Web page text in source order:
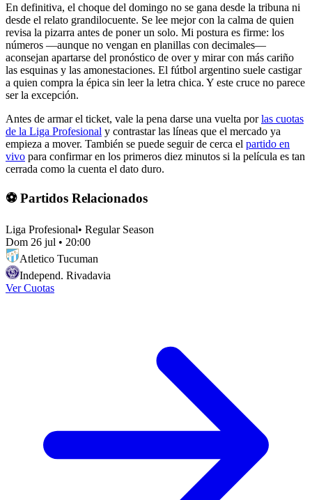
En definitiva, el choque del domingo no se gana desde la tribuna ni
desde el relato grandilocuente. Se lee mejor con la calma de quien
revisa la pizarra antes de poner un solo. Mi postura es firme: los
números —aunque no vengan en planillas con decimales—
aconsejan apartarse del pronóstico de over y mirar con más cariño
las esquinas y las amonestaciones. El fútbol argentino suele castigar
a quien compra la épica sin leer la letra chica. Y este cruce no parece
ser la excepción.
Antes de armar el ticket, vale la pena darse una vuelta porlas cuotas
de la Liga Profesional y contrastar las líneas que el mercado ya
empieza a mover. También se puede seguir de cerca el partido en
vivo para confirmar en los primeros diez minutos si la película es tan
cerrada como la cuenta el dato duro.
⚽ Partidos Relacionados
Liga Profesional• Regular Season
Dom 26 jul • 20:00
Atletico Tucuman
Independ. Rivadavia
Ver Cuotas